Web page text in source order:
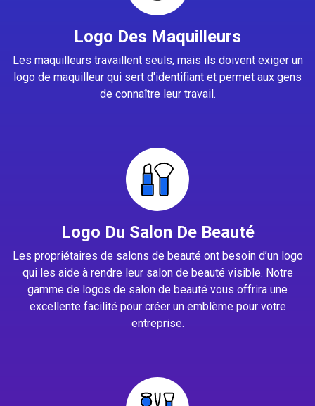
Logo Des Maquilleurs
Les maquilleurs travaillent seuls, mais ils doivent exiger un
logo de maquilleur qui sert d'identifiant et permet aux gens
de connaître leur travail.
Logo Du Salon De Beauté
Les propriétaires de salons de beauté ont besoin d’un logo
qui les aide à rendre leur salon de beauté visible. Notre
gamme de logos de salon de beauté vous offrira une
excellente facilité pour créer un emblème pour votre
entreprise.